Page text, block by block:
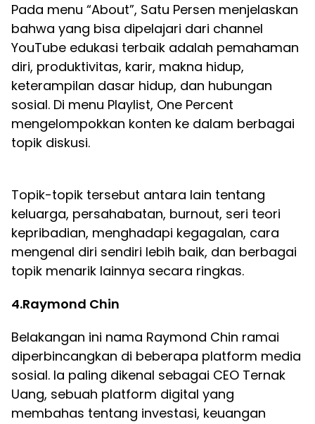
Pada menu “About”, Satu Persen menjelaskan
bahwa yang bisa dipelajari dari channel
YouTube edukasi terbaik adalah pemahaman
diri, produktivitas, karir, makna hidup,
keterampilan dasar hidup, dan hubungan
sosial. Di menu Playlist, One Percent
mengelompokkan konten ke dalam berbagai
topik diskusi.
Topik-topik tersebut antara lain tentang
keluarga, persahabatan, burnout, seri teori
kepribadian, menghadapi kegagalan, cara
mengenal diri sendiri lebih baik, dan berbagai
topik menarik lainnya secara ringkas.
4.Raymond Chin
Belakangan ini nama Raymond Chin ramai
diperbincangkan di beberapa platform media
sosial. Ia paling dikenal sebagai CEO Ternak
Uang, sebuah platform digital yang
membahas tentang investasi, keuangan